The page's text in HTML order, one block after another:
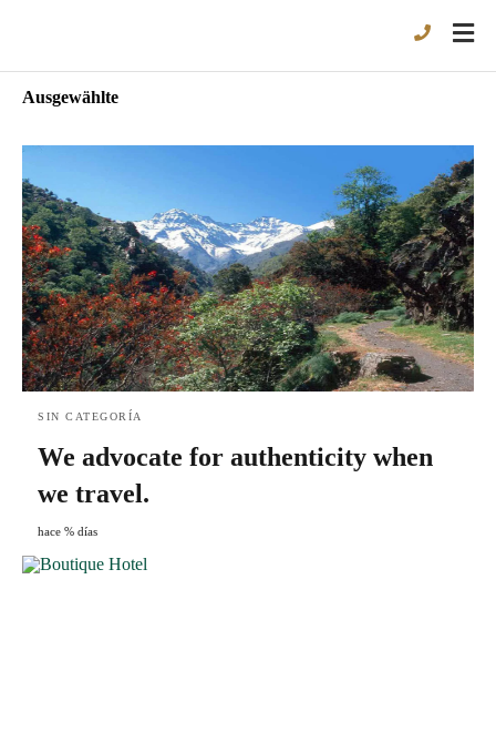
Ausgewählte
SIN CATEGORÍA
We advocate for authenticity when
we travel.
hace % días